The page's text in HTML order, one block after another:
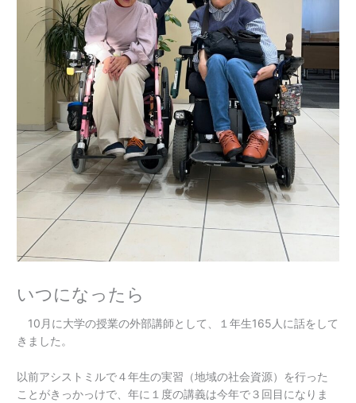
いつになったら
10月に大学の授業の外部講師として、１年生165人に話をして
きました。
以前アシストミルで４年生の実習（地域の社会資源）を行った
ことがきっかっけで、年に１度の講義は今年で３回目になりま